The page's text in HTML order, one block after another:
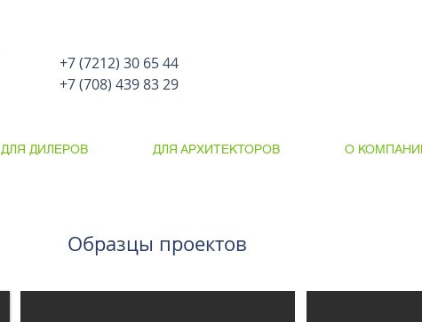
+7 (7212) 30 65 44
+7 (708) 439 83 29
ДЛЯ ДИЛЕРОВ ДЛЯ АРХИТЕКТОРОВ О
Образцы проектов